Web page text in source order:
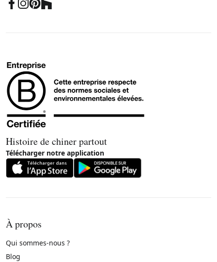
Histoire de chiner partout
Télécharger notre application
À propos
Qui sommes-nous ?
Blog